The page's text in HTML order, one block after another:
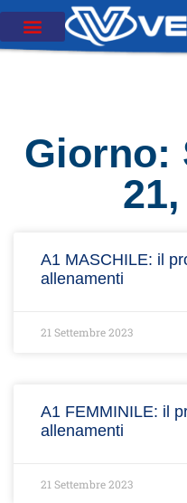
Giorno:
A1 MASCHILE: il
allenamenti
21 Settembre 2023
A1 FEMMINILE: il
allenamenti
21 Settembre 2023